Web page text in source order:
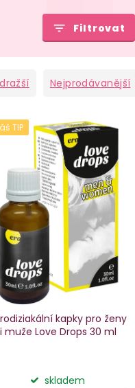
Filtrovat
Nejprodávanější
TIP
kapky pro ženy
i muže Love Drops 30 ml
skladem